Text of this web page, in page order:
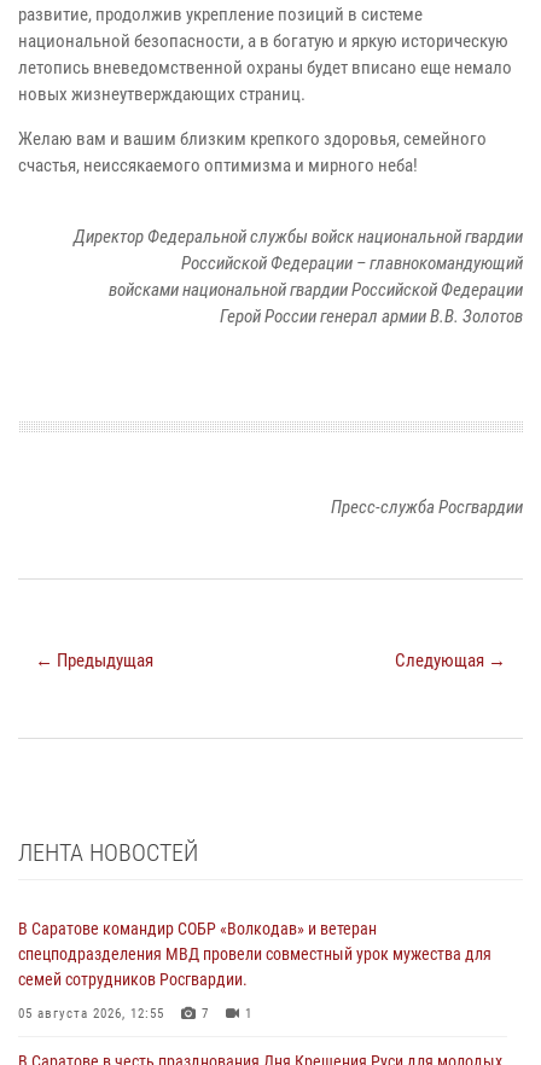
развитие, продолжив укрепление позиций в системе
национальной безопасности, а в богатую и яркую историческую
летопись вневедомственной охраны будет вписано еще немало
новых жизнеутверждающих страниц.
Желаю вам и вашим близким крепкого здоровья, семейного
счастья, неиссякаемого оптимизма и мирного неба!
Директор Федеральной службы войск национальной гвардии
Российской Федерации – главнокомандующий
войсками национальной гвардии Российской Федерации
Герой России генерал армии В.В. Золотов
Пресс-служба Росгвардии
← Предыдущая Следующая →
ЛЕНТА НОВОСТЕЙ
В Саратове командир СОБР «Волкодав» и ветеран
спецподразделения МВД провели совместный урок мужества для
семей сотрудников Росгвардии.
05 августа 2026, 12:55 7 1
В Саратове в честь празднования Дня Крещения Руси для молодых